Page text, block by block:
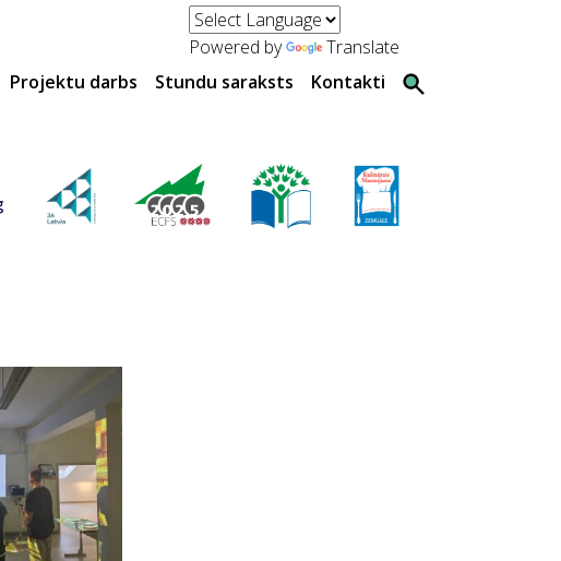
Powered by
Translate
Projektu darbs Stundu saraksts Kontakti